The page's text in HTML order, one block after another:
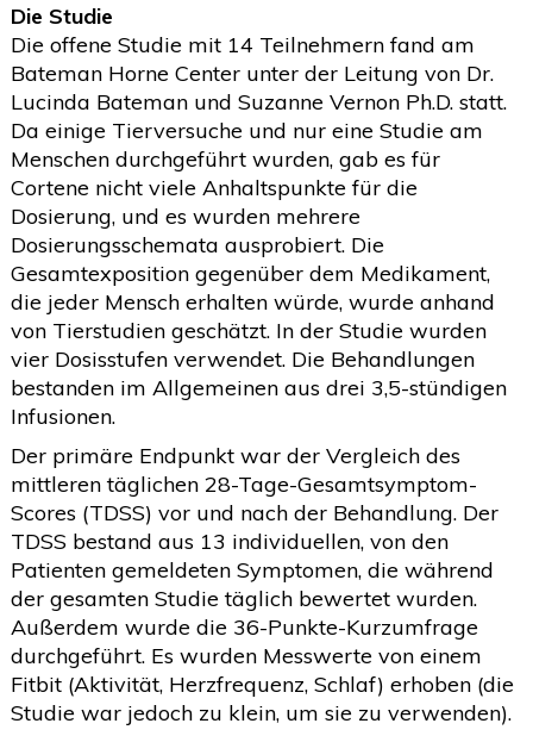
Die Studie
Die offene Studie mit 14 Teilnehmern fand am
Bateman Horne Center unter der Leitung von Dr.
Lucinda Bateman und Suzanne Vernon Ph.D. statt.
Da einige Tierversuche und nur eine Studie am
Menschen durchgeführt wurden, gab es für
Cortene nicht viele Anhaltspunkte für die
Dosierung, und es wurden mehrere
Dosierungsschemata ausprobiert. Die
Gesamtexposition gegenüber dem Medikament,
die jeder Mensch erhalten würde, wurde anhand
von Tierstudien geschätzt. In der Studie wurden
vier Dosisstufen verwendet. Die Behandlungen
bestanden im Allgemeinen aus drei 3,5-stündigen
Infusionen.
Der primäre Endpunkt war der Vergleich des
mittleren täglichen 28-Tage-Gesamtsymptom-
Scores (TDSS) vor und nach der Behandlung. Der
TDSS bestand aus 13 individuellen, von den
Patienten gemeldeten Symptomen, die während
der gesamten Studie täglich bewertet wurden.
Außerdem wurde die 36-Punkte-Kurzumfrage
durchgeführt. Es wurden Messwerte von einem
Fitbit (Aktivität, Herzfrequenz, Schlaf) erhoben (die
Studie war jedoch zu klein, um sie zu verwenden).